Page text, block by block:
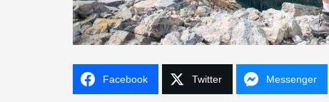
Facebook Twitter Messenger